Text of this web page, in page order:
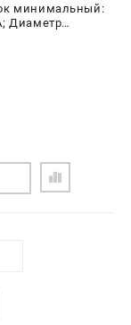
минимальный:
Диаметр